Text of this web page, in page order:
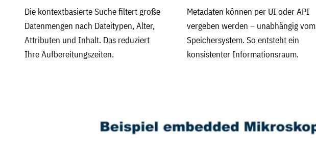
Die kontextbasierte Suche filtert große
Datenmengen nach Dateitypen, Alter,
Attributen und Inhalt. Das reduziert
Ihre Aufbereitungszeiten.
Metadaten können per UI oder API
vergeben werden – unabhängig vom
Speichersystem. So entsteht ein
konsistenter Informationsraum.